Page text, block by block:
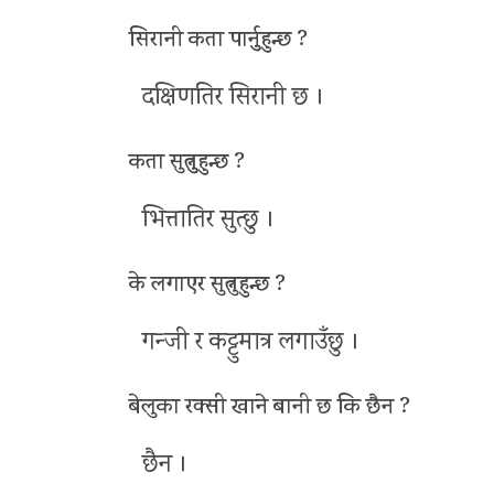
सिरानी कता पार्नुुहुन्छ ?
दक्षिणतिर सिरानी छ ।
कता सुत्नुुहुन्छ ?
भित्तातिर सुत्छु ।
के लगाएर सुत्नुहुन्छ ?
गन्जी र कट्टुमात्र लगाउँछु ।
बेलुका रक्सी खाने बानी छ कि छैन ?
छैन ।